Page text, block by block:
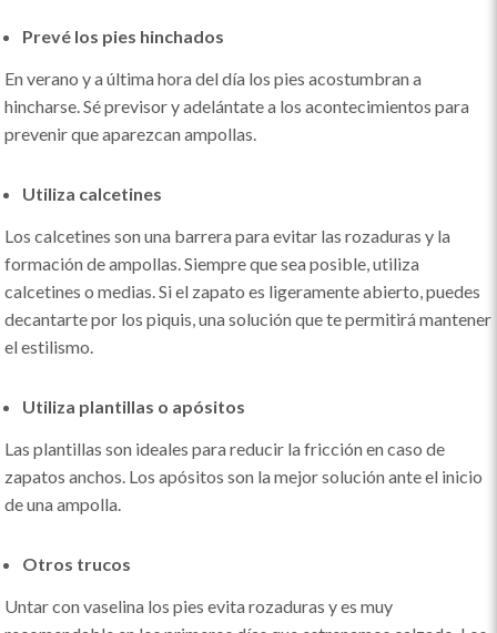
Prevé los pies hinchados
En verano y a última hora del día los pies acostumbran a
hincharse. Sé previsor y adelántate a los acontecimientos para
prevenir que aparezcan ampollas.
Utiliza calcetines
Los calcetines son una barrera para evitar las rozaduras y la
formación de ampollas. Siempre que sea posible, utiliza
calcetines o medias. Si el zapato es ligeramente abierto, puedes
decantarte por los piquis, una solución que te permitirá mantener
el estilismo.
Utiliza plantillas o apósitos
Las plantillas son ideales para reducir la fricción en caso de
zapatos anchos. Los apósitos son la mejor solución ante el inicio
de una ampolla.
Otros trucos
Untar con vaselina los pies evita rozaduras y es muy